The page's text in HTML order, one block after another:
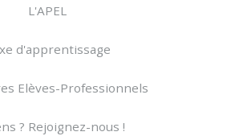
L'APEL
d'apprentissage
Elèves-Professionnels
? Rejoignez-nous !